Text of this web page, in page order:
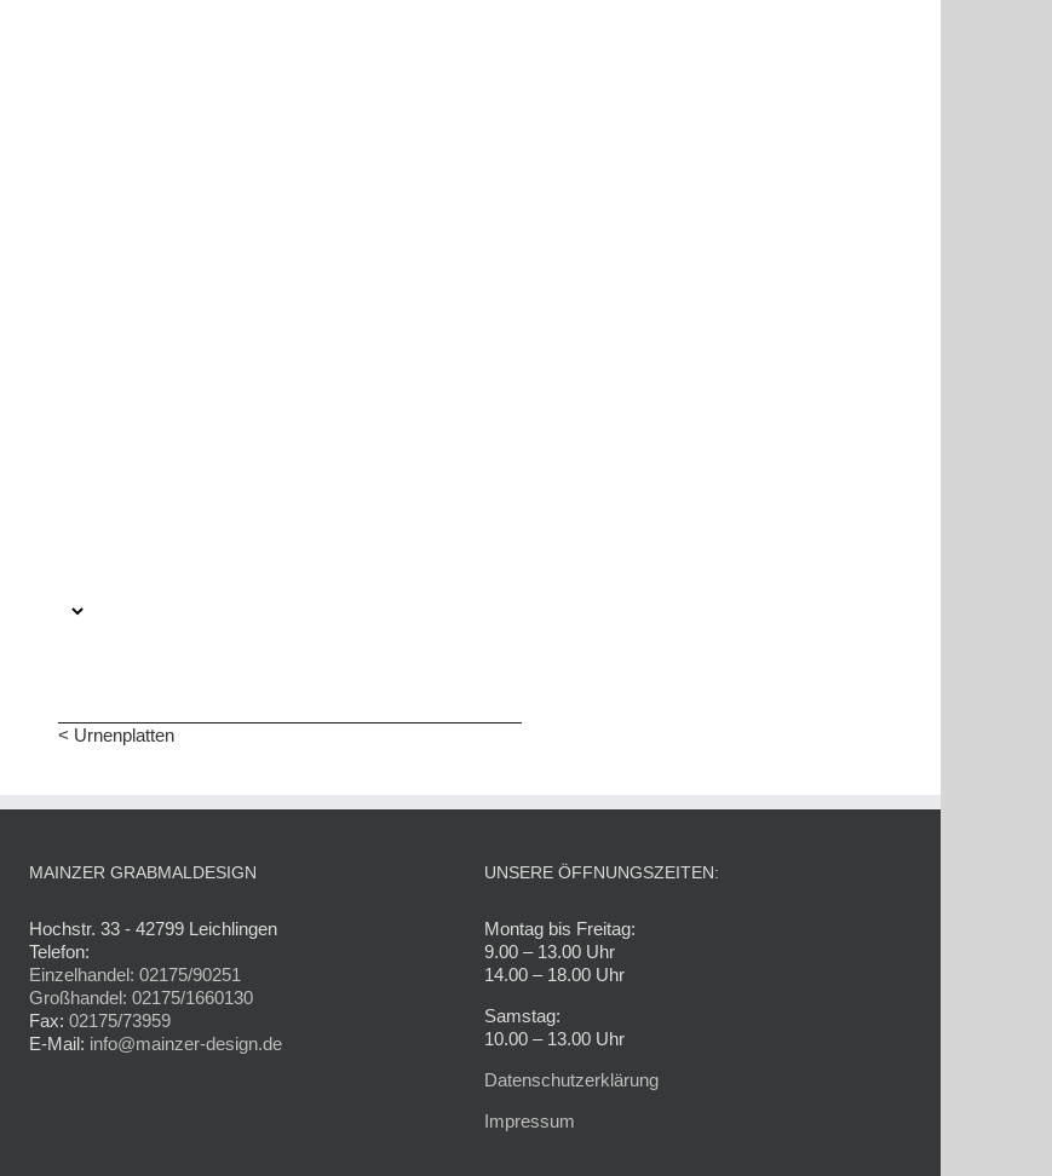
< Urnenplatten
MAINZER GRABMALDESIGN
Hochstr. 33 - 42799 Leichlingen
Telefon:
Einzelhandel: 02175/90251
Großhandel: 02175/1660130
Fax: 02175/73959
E-Mail: info@mainzer-design.de
UNSERE ÖFFNUNGSZEITEN:
Montag bis Freitag:
9.00 – 13.00 Uhr
14.00 – 18.00 Uhr
Samstag:
10.00 – 13.00 Uhr
Datenschutzerklärung
Impressum